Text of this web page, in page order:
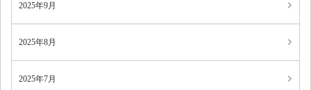
2025年9月
2025年8月
2025年7月